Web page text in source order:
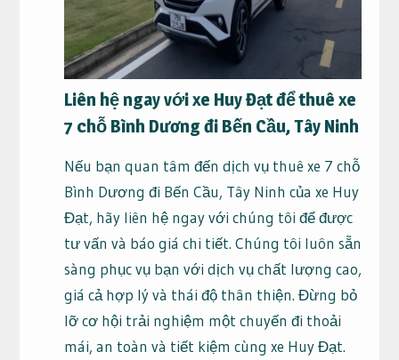
Liên hệ ngay với xe Huy Đạt để thuê xe
7 chỗ Bình Dương đi Bến Cầu, Tây Ninh
Nếu bạn quan tâm đến dịch vụ thuê xe 7 chỗ
Bình Dương đi Bến Cầu, Tây Ninh của xe Huy
Đạt, hãy liên hệ ngay với chúng tôi để được
tư vấn và báo giá chi tiết. Chúng tôi luôn sẵn
sàng phục vụ bạn với dịch vụ chất lượng cao,
giá cả hợp lý và thái độ thân thiện. Đừng bỏ
lỡ cơ hội trải nghiệm một chuyến đi thoải
mái, an toàn và tiết kiệm cùng xe Huy Đạt.